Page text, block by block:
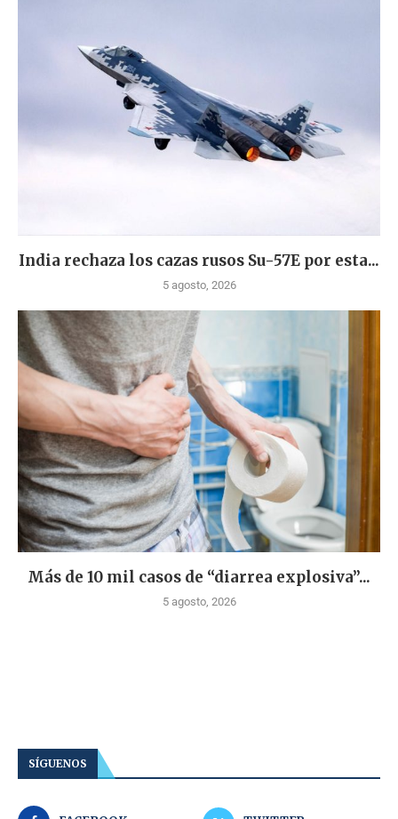
India rechaza los cazas rusos Su-57E por esta...
5 agosto, 2026
Más de 10 mil casos de “diarrea explosiva”...
5 agosto, 2026
SÍGUENOS